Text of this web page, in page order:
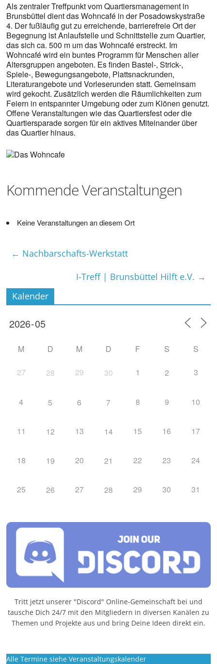
Als zentraler Treffpunkt vom Quartiersmanagement in
Brunsbüttel dient das Wohncafé in der Posadowskystraße
4. Der fußläufig gut zu erreichende, barrierefreie Ort der
Begegnung ist Anlaufstelle und Schnittstelle zum Quartier,
das sich ca. 500 m um das Wohncafé erstreckt. Im
Wohncafé wird ein buntes Programm für Menschen aller
Altersgruppen angeboten. Es finden Bastel-, Strick-,
Spiele-, Bewegungsangebote, Plattsnackrunden,
Literaturangebote und Vorleserunden statt. Gemeinsam
wird gekocht. Zusätzlich werden die Räumlichkeiten zum
Feiern in entspannter Umgebung oder zum Klönen genutzt.
Offene Veranstaltungen wie das Quartiersfest oder die
Quartiersparade sorgen für ein aktives Miteinander über
das Quartier hinaus.
Kommende Veranstaltungen
Keine Veranstaltungen an diesem Ort
← Nachbarschafts-Werkstatt
I-Treff | Brunsbüttel Hilft e.V. →
Kalender
M D M D F S S
27 28 29 30 1 2 3
4 5 6 7 8 9 10
11 12 13 14 15 16 17
18 19 20 21 22 23 24
25 26 27 28 29 30 31
Tritt jetzt unserer "Discord" Online-Gemeinschaft bei und
tausche Dich 24/7 mit den Mitgliedern in diversen Kanälen zu
Themen und Projekte aus und bring Deine Ideen direkt ein.
Alle Termine siehe Veranstaltungskalender